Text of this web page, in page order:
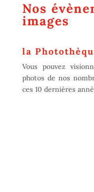
Nos
images
la
Vous pouvez
photos de nos
ces 10 dernières